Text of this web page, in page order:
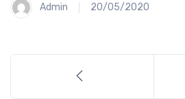
Admin 20/05/2020